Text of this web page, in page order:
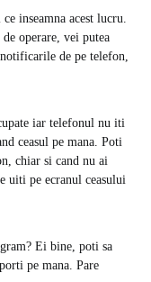
inseamna acest lucru.
operare, vei putea
de pe telefon,
iar telefonul nu iti
ceasul pe mana. Poti
chiar si cand nu ai
uiti pe ecranul ceasului
Ei bine, poti sa
pe mana. Pare